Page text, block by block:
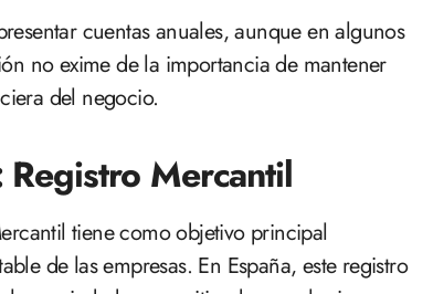
cuentas anuales, aunque en algunos
no exime de la importancia de mantener
del negocio.
Registro Mercantil
tiene como objetivo principal
de las empresas. En España, este registro